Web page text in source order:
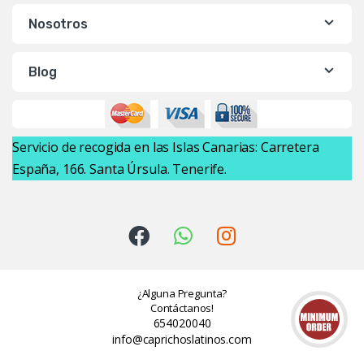
Nosotros
Blog
Servicio de recogida en las Islas Canarias: Carretera
España, 166. Santa Úrsula. Tenerife.
¿Alguna Pregunta?
Contáctanos!
654020040
info@caprichoslatinos.com